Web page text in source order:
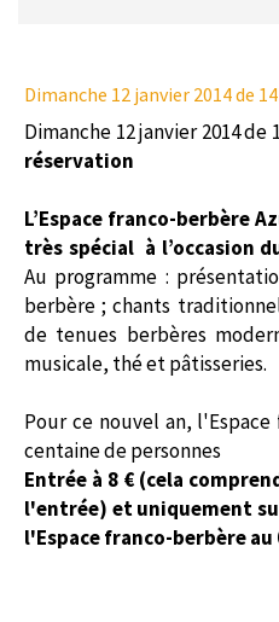
Dimanche 12 janvier 2014de
Dimanche 12 janvier 2014 de
réservation
L’Espace franco-berbère
très spécial à l’occasion
Au programme :
berbère ; chants
de tenues berbères
musicale, thé et pâtisseries.
Pour ce nouvel an,
centaine de personnes
Entrée à 8 € (cela
l'entrée) et uniquement
l'Espace franco-berbère au